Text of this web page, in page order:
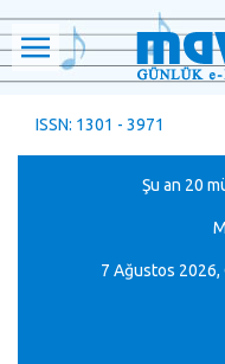
ISSN: 1301 - 3971
Şu an 20
7 Ağustos 2026,